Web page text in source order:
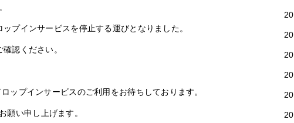
プインサービスを停止する運びとなりました。
認ください。
ップインサービスのご利用をお待ちしております。
願い申し上げます。